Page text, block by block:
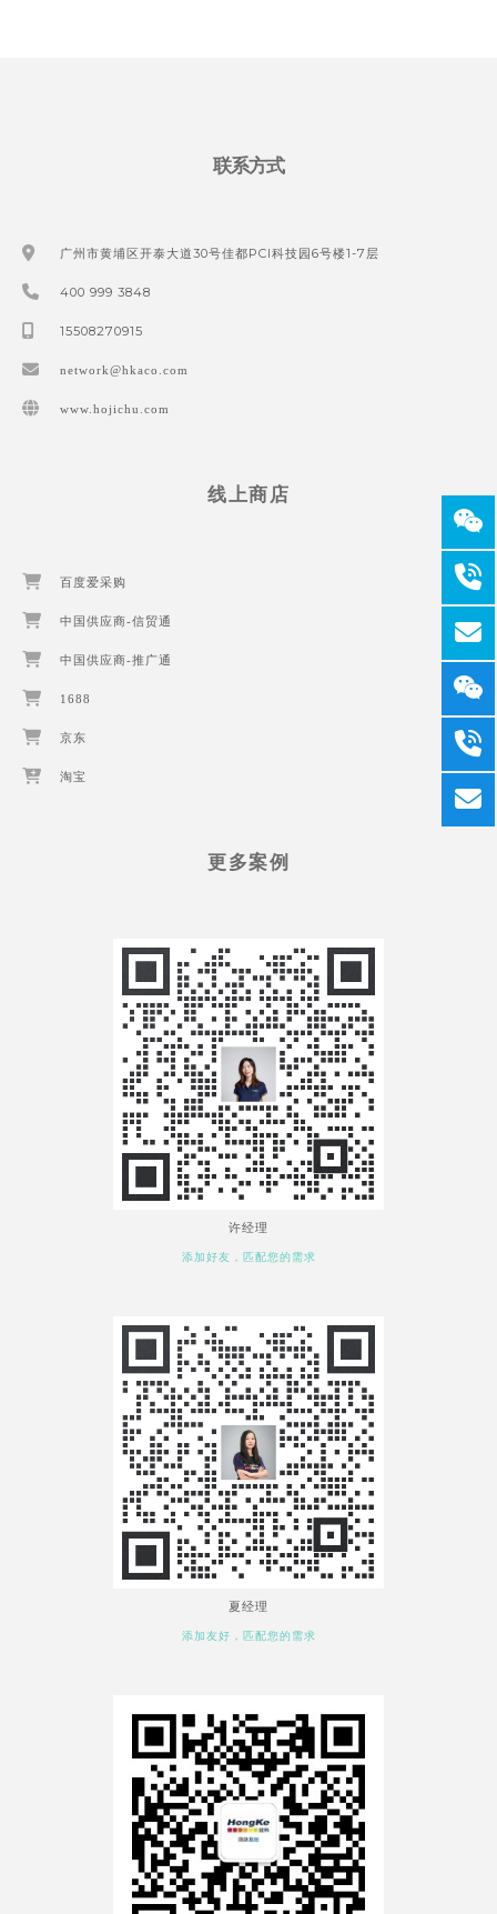
联系方式
广州市黄埔区开泰大道30号佳都PCI科技园6号楼1-7层
400 999 3848
15508270915
network@hkaco.com
www.hojichu.com
线上商店
百度爱采购
中国供应商-信贸通
中国供应商-推广通
1688
京东
淘宝
更多案例
许经理
添加好友，匹配您的需求
夏经理
添加友好，匹配您的需求